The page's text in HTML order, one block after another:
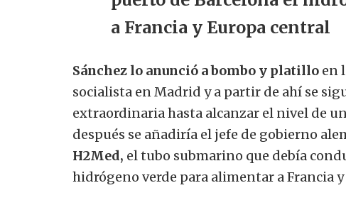
a Francia y Europa central
Sánchez lo anunció a bombo y platillo en
socialista en Madrid y a partir de ahí se
extraordinaria hasta alcanzar el nivel de
después se añadiría el jefe de gobierno
H2Med, el tubo submarino que debía
hidrógeno verde para alimentar a Francia